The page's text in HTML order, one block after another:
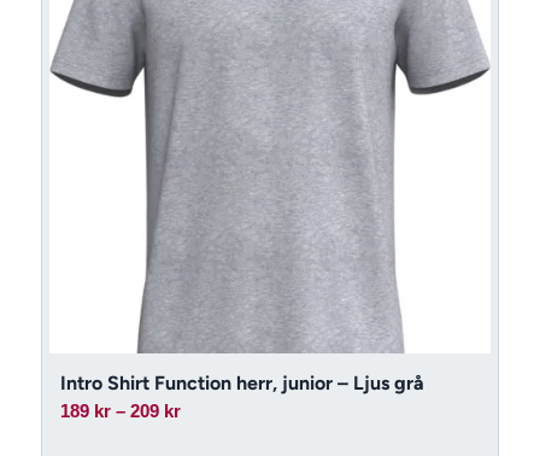
Intro Shirt Function herr, junior – Ljus grå
189 kr – 209 krPrisintervall: